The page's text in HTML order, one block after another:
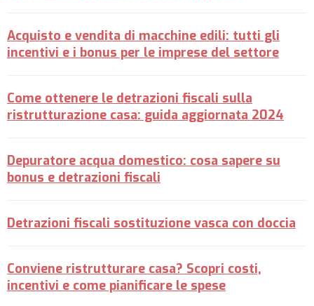
Acquisto e vendita di macchine edili: tutti gli
incentivi e i bonus per le imprese del settore
Come ottenere le detrazioni fiscali sulla
ristrutturazione casa: guida aggiornata 2024
Depuratore acqua domestico: cosa sapere su
bonus e detrazioni fiscali
Detrazioni fiscali sostituzione vasca con doccia
Conviene ristrutturare casa? Scopri costi,
incentivi e come pianificare le spese